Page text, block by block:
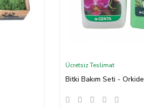
Ücretsiz Teslimat
Bitki Bakım Seti - Orkide